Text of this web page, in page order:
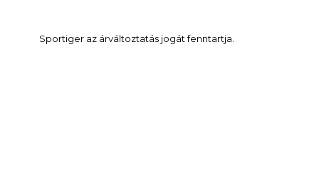
Sportiger az árváltoztatás jogát fenntartja.